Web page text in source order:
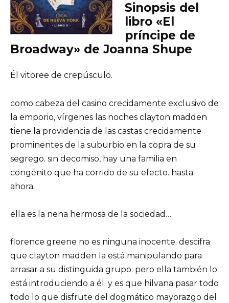
Sinopsis del
libro «El
príncipe de
Broadway» de Joanna Shupe
Él vitoree de crepúsculo.
como cabeza del casino crecidamente exclusivo de
la emporio, vírgenes las noches clayton madden
tiene la providencia de las castas crecidamente
prominentes de la suburbio en la copra de su
segrego. sin decomiso, hay una familia en
congénito que ha corrido de su efecto. hasta
ahora.
ella es la nena hermosa de la sociedad…
florence greene no es ninguna inocente. descifra
que clayton madden la está manipulando para
arrasar a su distinguida grupo. pero ella también lo
está introduciendo a él. y es que hilvana pasar todo
todo lo que disfrute del dogmático mayorazgo del